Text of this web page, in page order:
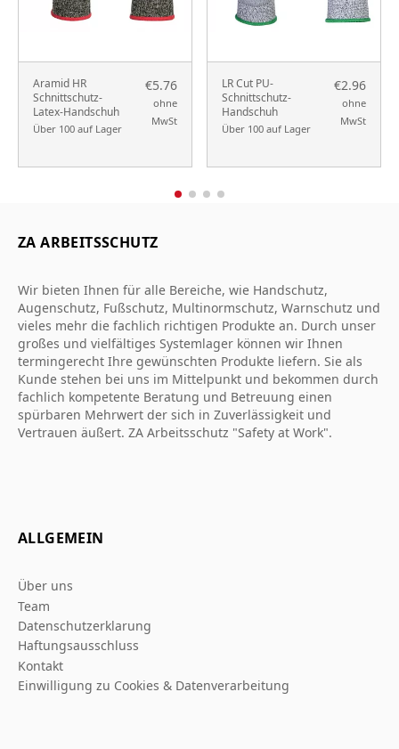
Aramid HR
Schnittschutz-
Latex-Handschuh
Über 100 auf Lager
€5.76
ohne
MwSt
LR Cut PU-
Schnittschutz-
Handschuh
Über 100 auf Lager
€2.96
ohne
MwSt
ZA ARBEITSSCHUTZ
Wir bieten Ihnen für alle Bereiche, wie Handschutz,
Augenschutz, Fußschutz, Multinormschutz, Warnschutz und
vieles mehr die fachlich richtigen Produkte an. Durch unser
großes und vielfältiges Systemlager können wir Ihnen
termingerecht Ihre gewünschten Produkte liefern. Sie als
Kunde stehen bei uns im Mittelpunkt und bekommen durch
fachlich kompetente Beratung und Betreuung einen
spürbaren Mehrwert der sich in Zuverlässigkeit und
Vertrauen äußert. ZA Arbeitsschutz "Safety at Work".
ALLGEMEIN
Über uns
Team
Datenschutzerklarung
Haftungsausschluss
Kontakt
Einwilligung zu Cookies & Datenverarbeitung